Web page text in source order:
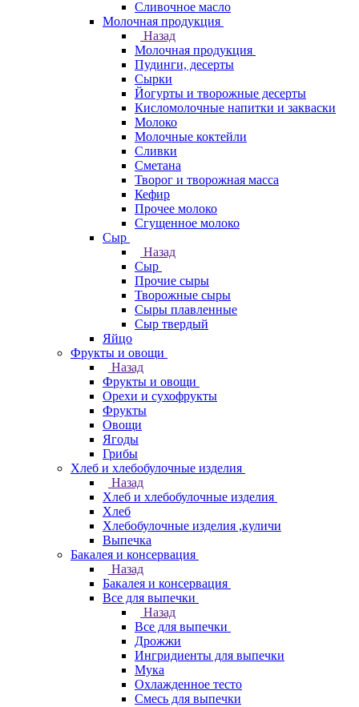
Сливочное масло
Молочная продукция
Назад
Молочная продукция
Пудинги, десерты
Сырки
Йогурты и творожные десерты
Кисломолочные напитки и закваски
Молоко
Молочные коктейли
Сливки
Сметана
Творог и творожная масса
Кефир
Прочее молоко
Сгущенное молоко
Сыр
Назад
Сыр
Прочие сыры
Творожные сыры
Сыры плавленные
Сыр твердый
Яйцо
Фрукты и овощи
Назад
Фрукты и овощи
Орехи и сухофрукты
Фрукты
Овощи
Ягоды
Грибы
Хлеб и хлебобулочные изделия
Назад
Хлеб и хлебобулочные изделия
Хлеб
Хлебобулочные изделия ,куличи
Выпечка
Бакалея и консервация
Назад
Бакалея и консервация
Все для выпечки
Назад
Все для выпечки
Дрожжи
Ингридиенты для выпечки
Мука
Охлажденное тесто
Смесь для выпечки